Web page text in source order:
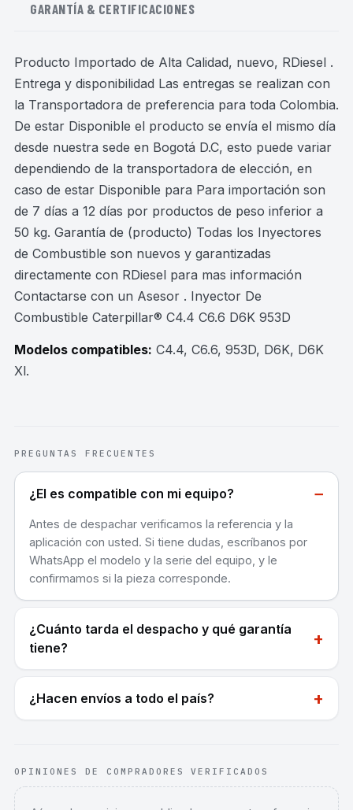
GARANTÍA & CERTIFICACIONES
Producto Importado de Alta Calidad, nuevo, RDiesel .
Entrega y disponibilidad Las entregas se realizan con
la Transportadora de preferencia para toda Colombia.
De estar Disponible el producto se envía el mismo día
desde nuestra sede en Bogotá D.C, esto puede variar
dependiendo de la transportadora de elección, en
caso de estar Disponible para Para importación son
de 7 días a 12 días por productos de peso inferior a
50 kg. Garantía de (producto) Todas los Inyectores
de Combustible son nuevos y garantizadas
directamente con RDiesel para mas información
Contactarse con un Asesor . Inyector De
Combustible Caterpillar® C4.4 C6.6 D6K 953D
Modelos compatibles: C4.4, C6.6, 953D, D6K, D6K
Xl.
PREGUNTAS FRECUENTES
¿El es compatible con mi equipo? −
Antes de despachar verificamos la referencia y la
aplicación con usted. Si tiene dudas, escríbanos por
WhatsApp el modelo y la serie del equipo, y le
confirmamos si la pieza corresponde.
¿Cuánto tarda el despacho y qué garantía
tiene?
+
¿Hacen envíos a todo el país? +
OPINIONES DE COMPRADORES VERIFICADOS